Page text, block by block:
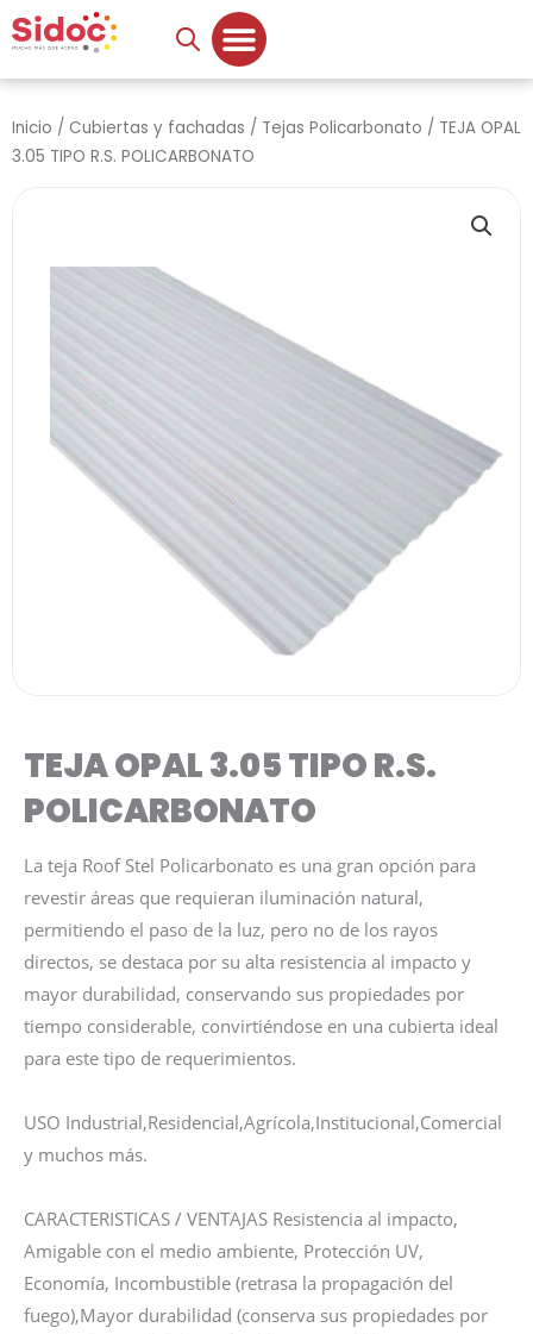
al
contenido
Inicio / Cubiertas y fachadas / Tejas Policarbonato / TEJA OPAL
3.05 TIPO R.S. POLICARBONATO
TEJA OPAL 3.05 TIPO R.S.
POLICARBONATO
La teja Roof Stel Policarbonato es una gran opción para
revestir áreas que requieran iluminación natural,
permitiendo el paso de la luz, pero no de los rayos
directos, se destaca por su alta resistencia al impacto y
mayor durabilidad, conservando sus propiedades por
tiempo considerable, convirtiéndose en una cubierta ideal
para este tipo de requerimientos.
USO Industrial,Residencial,Agrícola,Institucional,Comercial
y muchos más.
CARACTERISTICAS / VENTAJAS Resistencia al impacto,
Amigable con el medio ambiente, Protección UV,
Economía, Incombustible (retrasa la propagación del
fuego),Mayor durabilidad (conserva sus propiedades por